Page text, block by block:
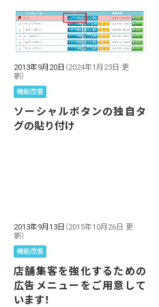
2013年9月20日 （2024年1月23日 更
新）
機能改善
ソーシャルボタンの独自タ
グの貼り付け
2013年9月13日 （2015年10月26日 更
新）
機能改善
店舗集客を強化するための
広告メニューをご用意して
います！